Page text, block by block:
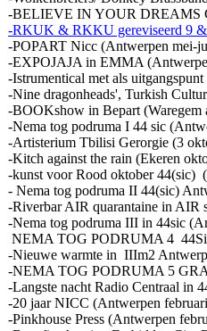
-BELIEVE IN YOUR DREAMS
-RKUK & RKKU gereviseerd 9 &
-POPART Nicc (Antwerpen mei-
-EXPOJAJA in EMMA
-Istrumentical met als
-Nine dragonheads', Turkish
-BOOKshow in Bepart (Waregem
-Nema tog podruma I 44 sic
-Artisterium Tbilisi Gerorgie (3
-Kitch against the rain (Ekeren
-kunst voor Rood oktober 44(sic)
- Nema tog podruma II 44(sic)
-Riverbar AIR quarantaine in AIR
-Nema tog podruma III in 44sic
NEMA TOG PODRUMA 4
-Nieuwe warmte in IIIm2
-NEMA TOG PODRUMA 5
-Langste nacht Radio Centraal in
-20 jaar NICC (Antwerpen
-Pinkhouse Press (Antwerpen